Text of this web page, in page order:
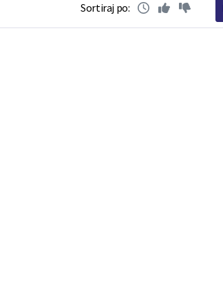
Sortiraj po: